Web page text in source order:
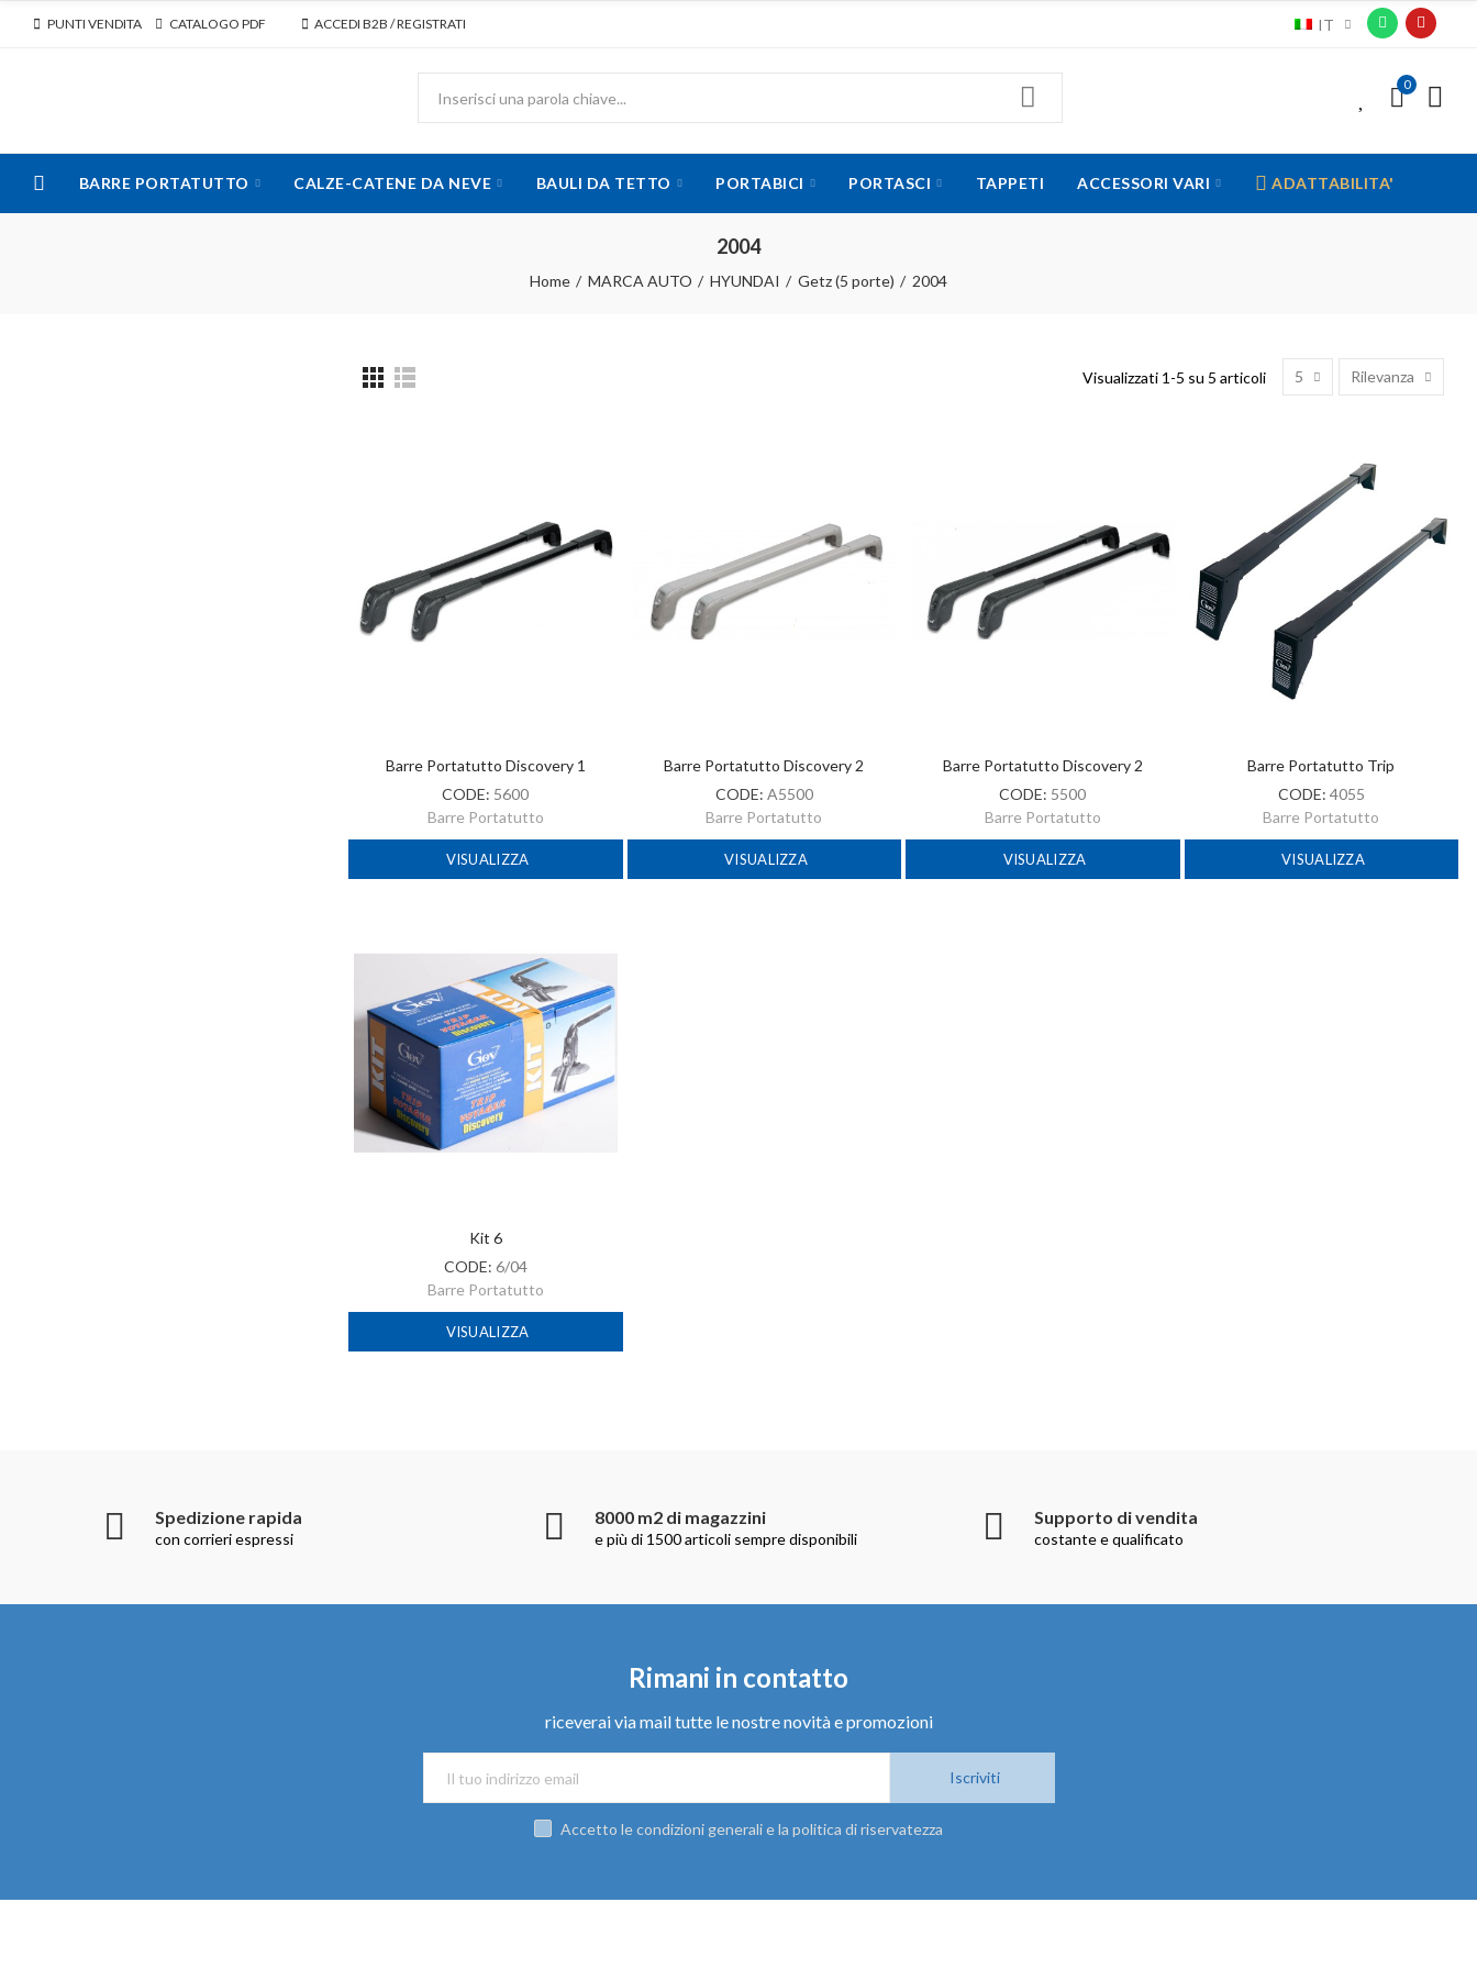
PUNTI VENDITA CATALOGO PDF ACCEDI B2B / REGISTRATI IT
0
BARRE PORTATUTTO CALZE-CATENE DA NEVE BAULI DA TETTO PORTABICI PORTASCI TAPPETI ACCESSORI VARI ADATTABILITA'
2004
Home MARCA AUTO HYUNDAI Getz (5 porte) 2004
Visualizzati 1-5 su 5 articoli 5 Rilevanza
Barre Portatutto Discovery 1
CODE: 5600
Barre Portatutto
VISUALIZZA
Barre Portatutto Discovery 2
CODE: A5500
Barre Portatutto
VISUALIZZA
Barre Portatutto Discovery 2
CODE: 5500
Barre Portatutto
VISUALIZZA
Barre Portatutto Trip
CODE: 4055
Barre Portatutto
VISUALIZZA
Kit 6
CODE: 6/04
Barre Portatutto
VISUALIZZA
Spedizione rapida
con corrieri espressi
8000 m2 di magazzini
e più di 1500 articoli sempre disponibili
Supporto di vendita
costante e qualificato
Rimani in contatto
riceverai via mail tutte le nostre novità e promozioni
Iscriviti
Accetto le condizioni generali e la politica di riservatezza